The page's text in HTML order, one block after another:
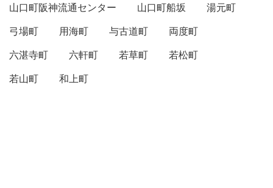
山口町阪神流通センター
山口町船坂
湯元町
弓場町
用海町 与古道町
両度町
六湛寺町
六軒町 若草町
若松町
若山町
和上町